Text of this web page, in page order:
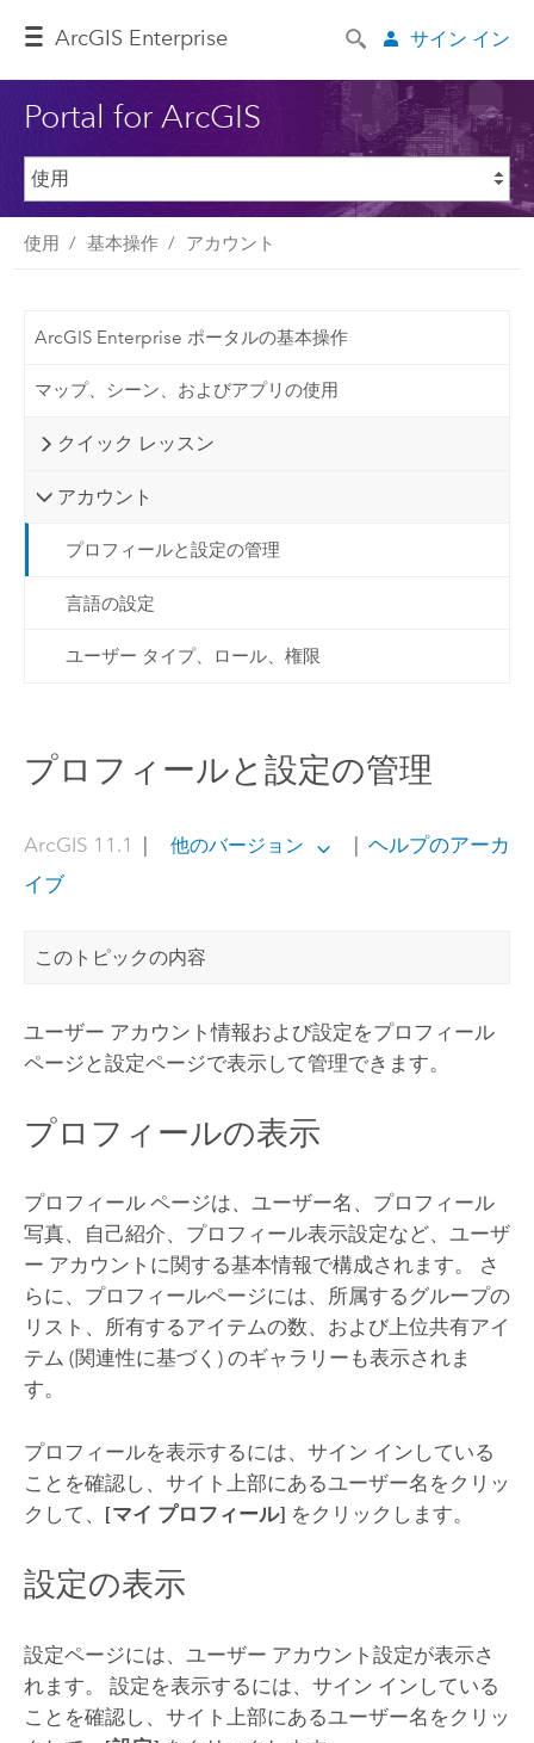
ArcGIS Enterprise サイン イン
Portal for ArcGIS
使用 基本操作 アカウント
ArcGIS Enterprise ポータルの基本操作
マップ、シーン、およびアプリの使用
クイック レッスン
アカウント
プロフィールと設定の管理
言語の設定
ユーザー タイプ、ロール、権限
プロフィールと設定の管理
ArcGIS 11.1 他のバージョン
ヘルプのアーカ
イブ
このトピックの内容
ユーザー アカウント情報および設定をプロフィール
ページと設定ページで表示して管理できます。
プロフィールの表示
プロフィール ページは、ユーザー名、プロフィール
写真、自己紹介、プロフィール表示設定など、ユーザ
ー アカウントに関する基本情報で構成されます。
さ
らに、プロフィールページには、所属するグループの
リスト、所有するアイテムの数、および上位共有アイ
テム (関連性に基づく) のギャラリーも表示されま
す。
プロフィールを表示するには、サイン インしている
ことを確認し、サイト上部にあるユーザー名をクリッ
クして、 [マイ プロフィール] をクリックします。
設定の表示
設定ページには、ユーザー アカウント設定が表示さ
れます。 設定を表示するには、サイン インしている
ことを確認し、サイト上部にあるユーザー名をクリッ